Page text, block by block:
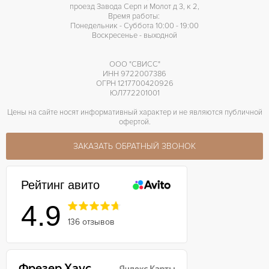
проезд Завода Серп и Молот д 3, к 2,
Время работы:
Понедельник - Суббота 10:00 - 19:00
Воскресенье - выходной
ООО "СВИСС"
ИНН 9722007386
ОГРН 1217700420926
ЮЛ772201001
Цены на сайте носят информативный характер и не являются публичной
офертой.
ЗАКАЗАТЬ ОБРАТНЫЙ ЗВОНОК
Рейтинг авито
4.9 136 отзывов